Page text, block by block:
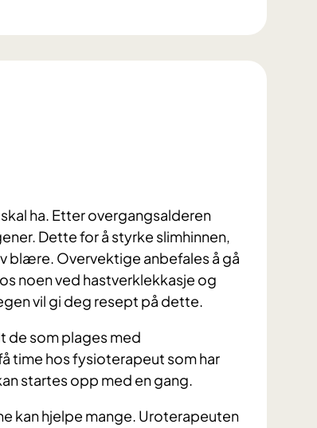
ha. Etter overgangsalderen
Dette for å styrke slimhinnen,
Overvektige anbefales å gå
noen ved hastverklekkasje og
vil gi deg resept på dette.
de som plages med
time hos fysioterapeut som har
startes opp med en gang.
kan hjelpe mange. Uroterapeuten